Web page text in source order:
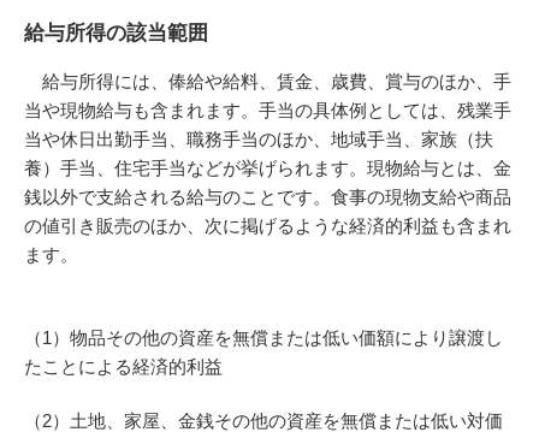
給与所得の該当範囲
給与所得には、俸給や給料、賃金、歳費、賞与のほか、手
当や現物給与も含まれます。手当の具体例としては、残業手
当や休日出勤手当、職務手当のほか、地域手当、家族（扶
養）手当、住宅手当などが挙げられます。現物給与とは、金
銭以外で支給される給与のことです。食事の現物支給や商品
の値引き販売のほか、次に掲げるような経済的利益も含まれ
ます。
（1）物品その他の資産を無償または低い価額により譲渡し
たことによる経済的利益
（2）土地、家屋、金銭その他の資産を無償または低い対価